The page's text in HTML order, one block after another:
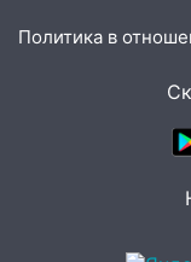
СНТ сидят
Из-за
движение
Политика в